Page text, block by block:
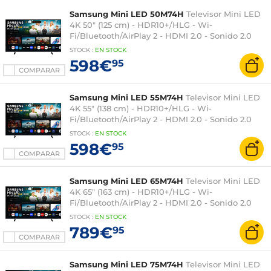
COMPARAR
Samsung Mini LED 50M74H Televisor Mini LED
4K 50" (125 cm) - HDR10+/HLG - Wi-
Fi/Bluetooth/AirPlay 2 - HDMI 2.0 - Sonido 2.0
20W
STOCK : EN STOCK
598€95
COMPARAR
Samsung Mini LED 55M74H Televisor Mini LED
4K 55" (138 cm) - HDR10+/HLG - Wi-
Fi/Bluetooth/AirPlay 2 - HDMI 2.0 - Sonido 2.0
20W
STOCK : EN STOCK
598€95
COMPARAR
Samsung Mini LED 65M74H Televisor Mini LED
4K 65" (163 cm) - HDR10+/HLG - Wi-
Fi/Bluetooth/AirPlay 2 - HDMI 2.0 - Sonido 2.0
20W
STOCK : EN STOCK
789€95
Samsung Mini LED 75M74H Televisor Mini LED